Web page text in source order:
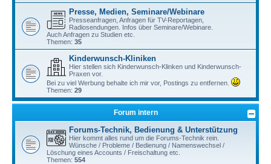
Presse, Medien, Seminare/Webinare
Presseanfragen, Anfragen für TV-Reportagen,
Radiosendungen. Infos über Seminare/Webinare.
Auch Anfragen zu Studien etc.
Themen: 35
Kinderwunsch-Kliniken
Hier stellen sich Kinderwunsch-Klinken und Kinderwunsch-
Praxen vor.
Bei zu viel Werbung behalte ich mir vor, Postings zu entfernen.
Themen: 29
Forum intern
Forums-Technik, Bedienung & Unterstützung
Hier kommt alles rund um die Forums-Technik rein.
Wünsche / Probleme / Bedienung / Namenswechsel /
Löschung eines Accounts / Freischaltung etc.
Themen: 554